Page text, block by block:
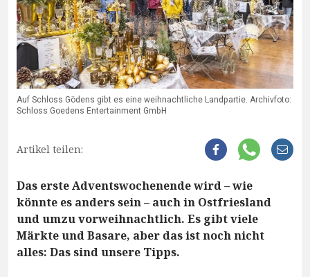
Auf Schloss Gödens gibt es eine weihnachtliche Landpartie. Archivfoto:
Schloss Goedens Entertainment GmbH
Artikel teilen:
Das erste Adventswochenende wird – wie
könnte es anders sein – auch in Ostfriesland
und umzu vorweihnachtlich. Es gibt viele
Märkte und Basare, aber das ist noch nicht
alles: Das sind unsere Tipps.